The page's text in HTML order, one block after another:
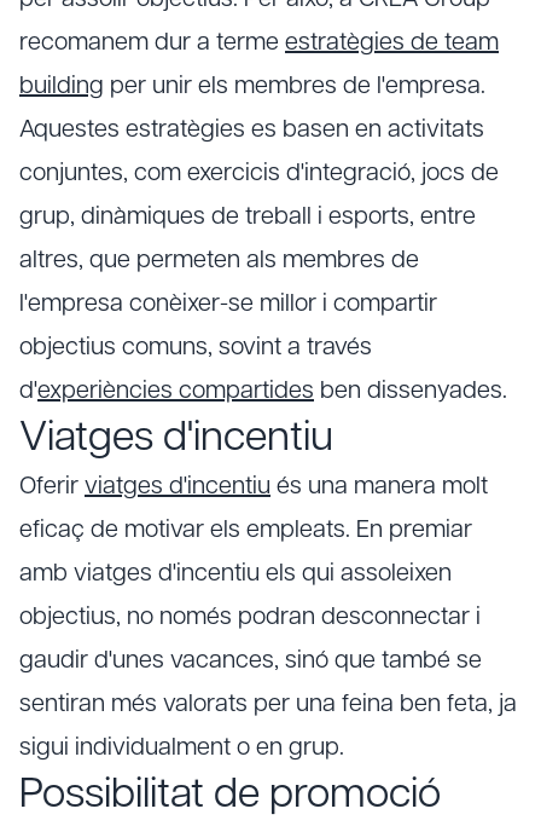
recomanem dur a terme estratègies de team
building per unir els membres de l'empresa.
Aquestes estratègies es basen en activitats
conjuntes, com exercicis d'integració, jocs de
grup, dinàmiques de treball i esports, entre
altres, que permeten als membres de
l'empresa conèixer-se millor i compartir
objectius comuns, sovint a través
d'experiències compartides ben dissenyades.
Viatges d'incentiu
Oferir viatges d'incentiu és una manera molt
eficaç de motivar els empleats. En premiar
amb viatges d'incentiu els qui assoleixen
objectius, no només podran desconnectar i
gaudir d'unes vacances, sinó que també se
sentiran més valorats per una feina ben feta, ja
sigui individualment o en grup.
Possibilitat de promoció